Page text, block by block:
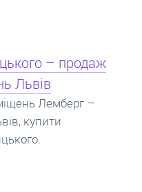
іпотека
на житло під
в іпотеку – що
від Експертів